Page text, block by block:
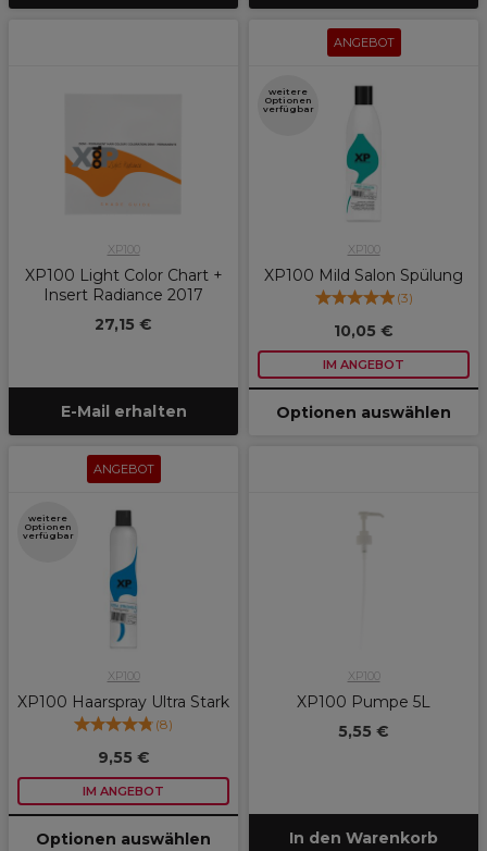
XP100
XP100 Light Color Chart +
Insert Radiance 2017
27,15 €
E-Mail erhalten
ANGEBOT
weitere
Optionen
verfügbar
XP100
XP100 Mild Salon Spülung
(3)
10,05 €
IM ANGEBOT
Optionen auswählen
ANGEBOT
weitere
Optionen
verfügbar
XP100
XP100 Haarspray Ultra Stark
(8)
9,55 €
IM ANGEBOT
Optionen auswählen
XP100
XP100 Pumpe 5L
5,55 €
In den Warenkorb